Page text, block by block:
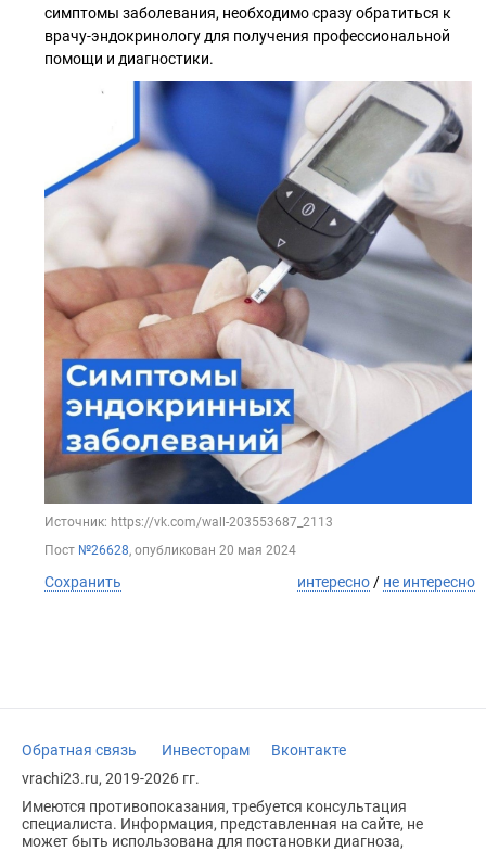
симптомы заболевания, необходимо сразу обратиться к
врачу-эндокринологу для получения профессиональной
помощи и диагностики.
Источник: https://vk.com/wall-203553687_2113
Пост №26628, опубликован 20 мая 2024
Сохранить интересно / не интересно
Обратная связь Инвесторам
Вконтакте
vrachi23.ru, 2019-2026 гг.
Имеются противопоказания, требуется консультация
специалиста. Информация, представленная на сайте, не
может быть использована для постановки диагноза,